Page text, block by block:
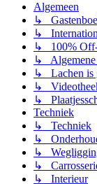
Algemeen
↳
↳
↳ 100%
↳ Algemene
↳ Lachen is
↳
↳
Techniek
↳ Techniek
↳
↳
↳
↳ Interieur